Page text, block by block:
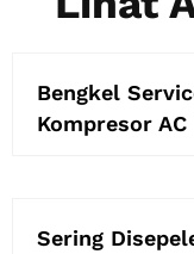
Bengkel
Kompresor
Sering